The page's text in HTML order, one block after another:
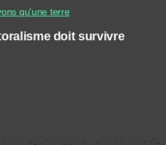
qu'une terre
doit survivre